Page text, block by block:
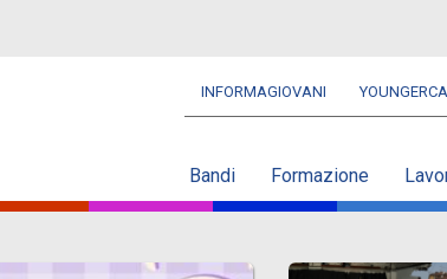
Navbar
INFORMAGIOVANI
Bandi Formazione